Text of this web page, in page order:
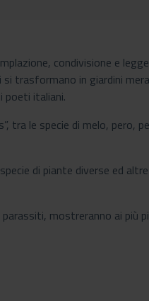
condivisione e
trasformano in giardini
poeti italiani.
tra le specie di melo, pero,
di piante diverse ed
mostreranno ai più